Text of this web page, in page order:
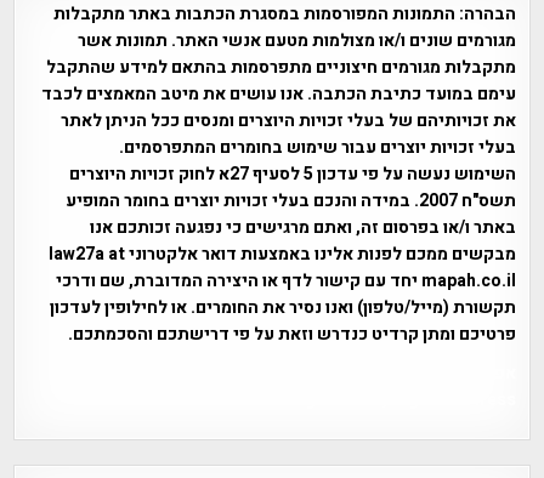
הבהרה: התמונות המפורסמות במסגרת הכתבות באתר מתקבלות
מגורמים שונים ו/או מצולמות מטעם אנשי האתר. תמונות אשר
מתקבלות מגורמים חיצוניים מתפרסמות בהתאם למידע שהתקבל
עימם במועד כתיבת הכתבה. אנו עושים את מיטב המאמצים לכבד
את זכויותיהם של בעלי זכויות היוצרים ומנסים ככל הניתן לאתר
בעלי זכויות יוצרים עבור שימוש בחומרים המתפרסמים.
השימוש נעשה על פי עדכון 5 לסעיף 27א לחוק זכויות היוצרים
תשס"ח 2007. במידה והנכם בעלי זכויות יוצרים בחומר המופיע
באתר ו/או בפרסום זה, ואתם מרגישים כי נפגעה זכותכם אנו
מבקשים ממכם לפנות אלינו באמצעות דואר אלקטרוני law27a at
mapah.co.il יחד עם קישור לדף או היצירה המדוברת, שם ודרכי
תקשורת (מייל/טלפון) ואנו נסיר את החומרים. או לחילופין לעדכון
פרטיכם ומתן קרדיט כנדרש וזאת על פי דרישתכם והסכמתכם.